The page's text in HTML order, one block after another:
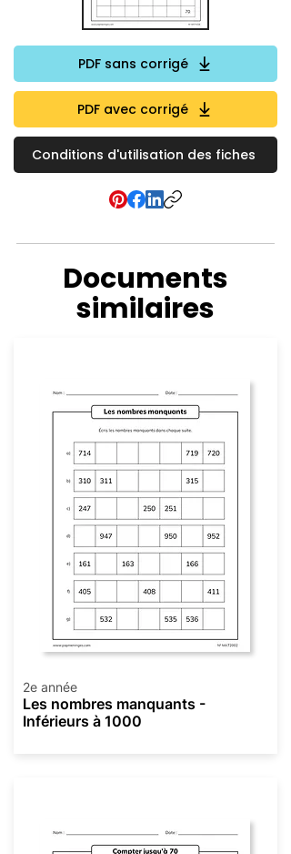
PDF sans corrigé
PDF avec corrigé
Conditions d'utilisation des fiches
Documents
similaires
2e année
Les nombres manquants -
Inférieurs à 1000